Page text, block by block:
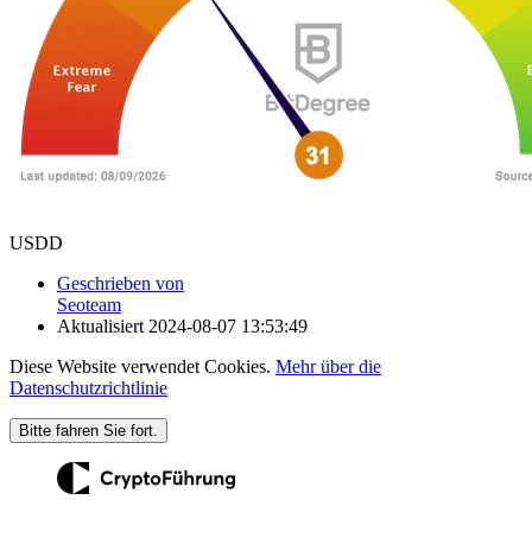
USDD
Geschrieben von
Seoteam
Aktualisiert2024-08-07 13:53:49
Diese Website verwendet Cookies. Mehr über die
Datenschutzrichtlinie
Bitte fahren Sie fort.